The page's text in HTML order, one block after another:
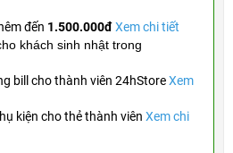
đến 1.500.000đXem chi tiết
khách sinh nhật trong
bill cho thành viên 24hStoreXem
kiện cho thẻ thành viên Xem chi